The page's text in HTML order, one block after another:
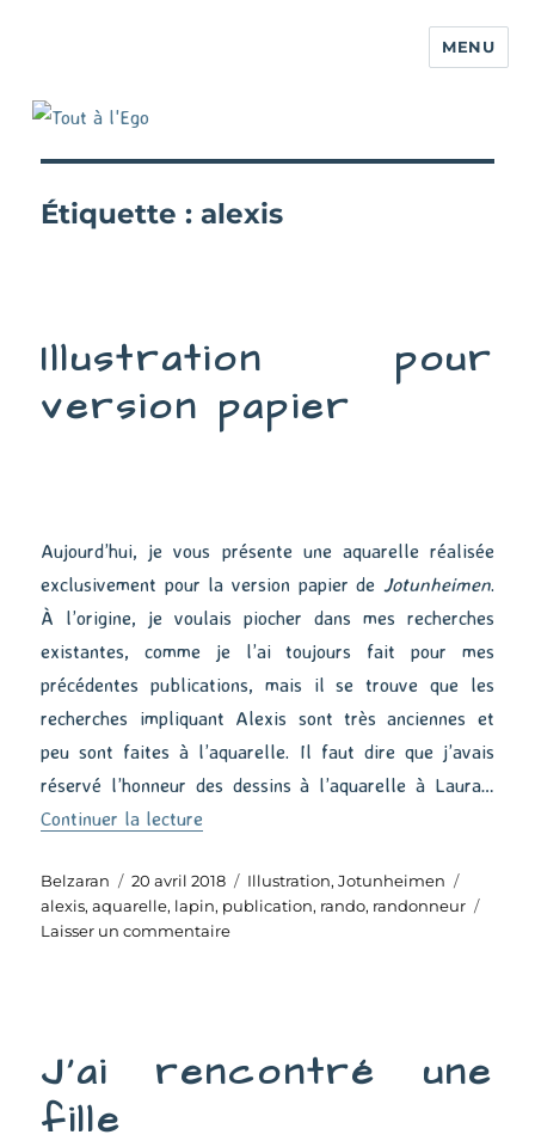
MENU
Étiquette :alexis
Illustration pour
version papier
Aujourd’hui, je vous présente une aquarelle réalisée
exclusivement pour la version papier de Jotunheimen.
À l’origine, je voulais piocher dans mes recherches
existantes, comme je l’ai toujours fait pour mes
précédentes publications, mais il se trouve que les
recherches impliquant Alexis sont très anciennes et
peu sont faites à l’aquarelle. Il faut dire que j’avais
réservé l’honneur des dessins à l’aquarelle à Laura…
Continuer la lecture
Auteur
Belzaran
Publié
le
20 avril 2018 Catégories
Illustration,Jotunheimen
alexis,aquarelle, lapin, publication, rando, randonneur
Laisser un commentairesur
J’ai rencontré une
fille